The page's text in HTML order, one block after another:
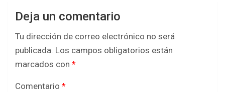
Deja un comentario
Tu dirección de correo electrónico no será
publicada. Los campos obligatorios están
marcados con *
Comentario *